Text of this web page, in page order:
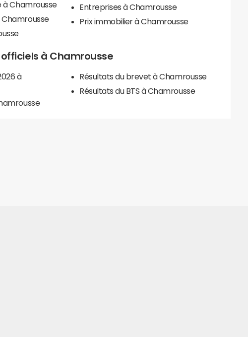
à Chamrousse
Entreprises à Chamrousse
Prix immobilier à Chamrousse
à Chamrousse
à
Résultats du brevet à Chamrousse
Résultats du BTS à Chamrousse